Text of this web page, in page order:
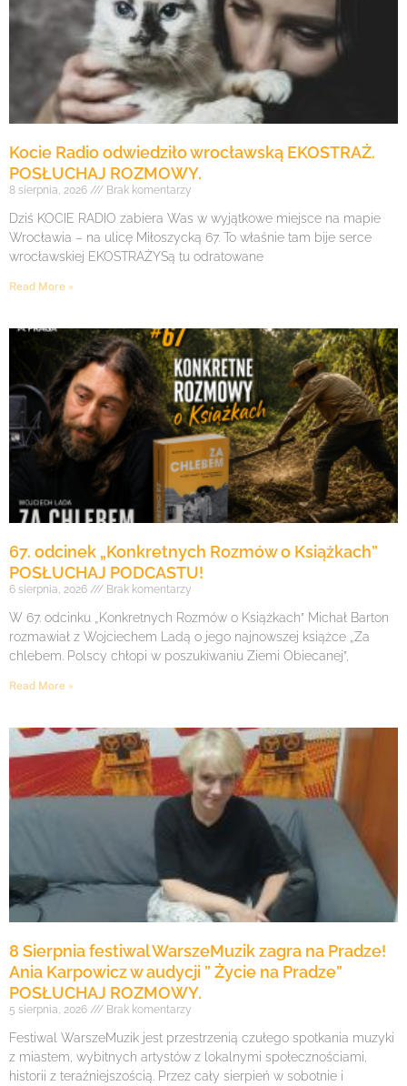
Kocie Radio odwiedziło wrocławską EKOSTRAŻ.
POSŁUCHAJ ROZMOWY.
8 sierpnia, 2026 Brak komentarzy
Dziś KOCIE RADIO zabiera Was w wyjątkowe miejsce na mapie
Wrocławia – na ulicę Miłoszycką 67. To właśnie tam bije serce
wrocławskiej EKOSTRAŻYSą tu odratowane
Read More »
67. odcinek „Konkretnych Rozmów o Książkach”
POSŁUCHAJ PODCASTU!
6 sierpnia, 2026 Brak komentarzy
W 67. odcinku „Konkretnych Rozmów o Książkach” Michał Barton
rozmawiał z Wojciechem Ladą o jego najnowszej książce „Za
chlebem. Polscy chłopi w poszukiwaniu Ziemi Obiecanej”,
Read More »
8 Sierpnia festiwal WarszeMuzik zagra na Pradze!
Ania Karpowicz w audycji ” Życie na Pradze”
POSŁUCHAJ ROZMOWY.
5 sierpnia, 2026 Brak komentarzy
Festiwal WarszeMuzik jest przestrzenią czułego spotkania muzyki
z miastem, wybitnych artystów z lokalnymi społecznościami,
historii z teraźniejszością. Przez cały sierpień w sobotnie i